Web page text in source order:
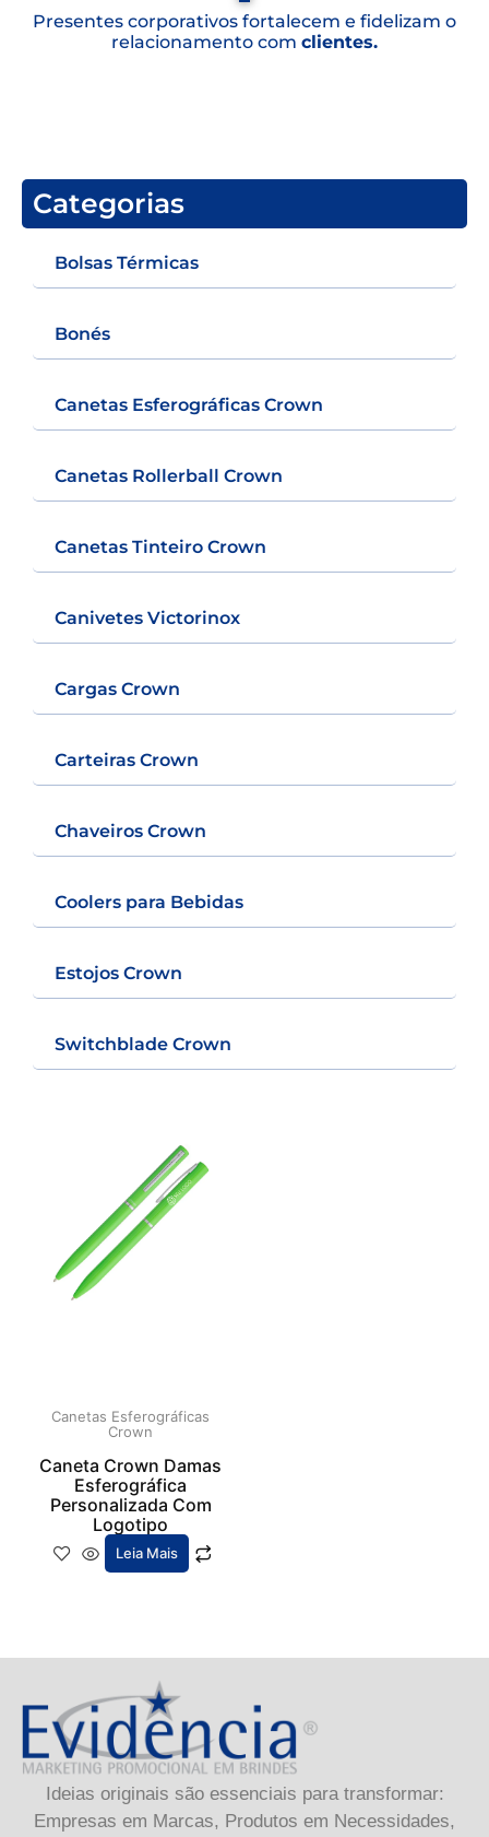
Presentes corporativos fortalecem e fidelizam o
relacionamento com clientes.
Categorias
Bolsas Térmicas
Bonés
Canetas Esferográficas Crown
Canetas Rollerball Crown
Canetas Tinteiro Crown
Canivetes Victorinox
Cargas Crown
Carteiras Crown
Chaveiros Crown
Coolers para Bebidas
Estojos Crown
Switchblade Crown
Canetas Esferográficas
Crown
Caneta Crown Damas
Esferográfica
Personalizada Com
Logotipo
Leia Mais
Ideias originais são essenciais para transformar:
Empresas em Marcas, Produtos em Necessidades,